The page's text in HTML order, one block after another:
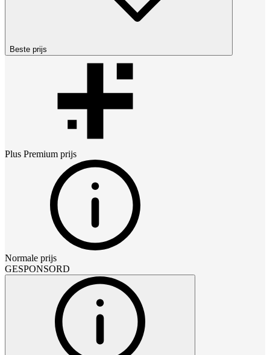
Beste prijs
Plus Premium prijs
Normale prijs
GESPONSORD